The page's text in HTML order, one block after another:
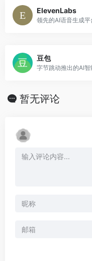
ElevenLabs
领先的AI语音生成
豆包
字节跳动推出的AI
暂无评论